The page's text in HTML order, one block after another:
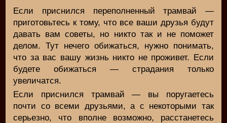
Если приснился переполненный трамвай —
приготовьтесь к тому, что все ваши друзья будут
давать вам советы, но никто так и не поможет
делом. Тут нечего обижаться, нужно понимать,
что за вас вашу жизнь никто не проживет. Если
будете обижаться — страдания только
увеличатся.
Если приснился трамвай — вы поругаетесь
почти со всеми друзьями, а с некоторыми так
серьезно, что вполне возможно, расстанетесь